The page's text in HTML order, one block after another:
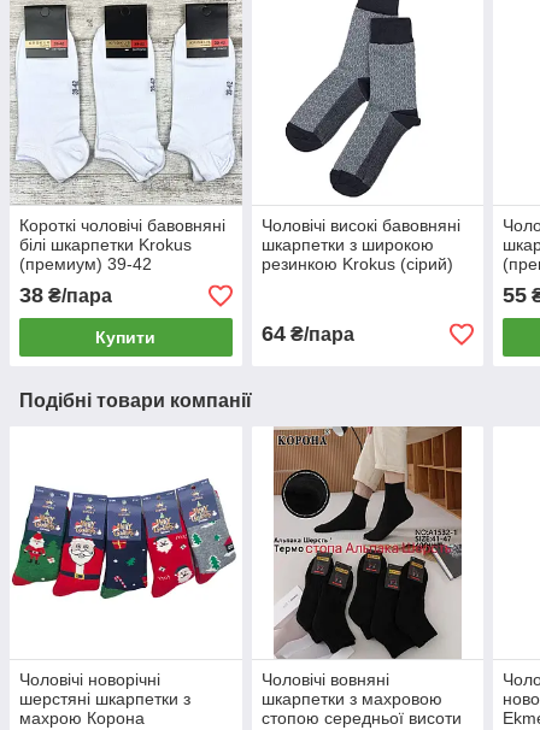
Короткі чоловічі бавовняні
білі шкарпетки Krokus
(премиум) 39-42
38 ₴/пара
Купити
Чоловічі високі бавовняні
шкарпетки з широкою
резинкою Krokus (сірий)
64₴/пара
55
Подібні товари компанії
Чоловічі новорічні
шерстяні шкарпетки з
махрою Корона
Чоловічі вовняні
шкарпетки з махровою
стопою середньої висоти